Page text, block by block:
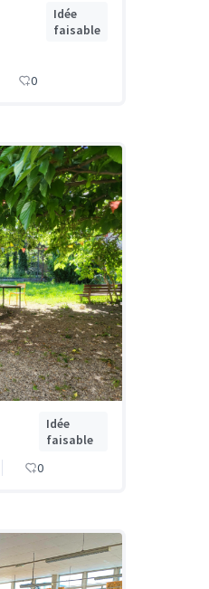
Idée
faisable
0
Idée
faisable
0